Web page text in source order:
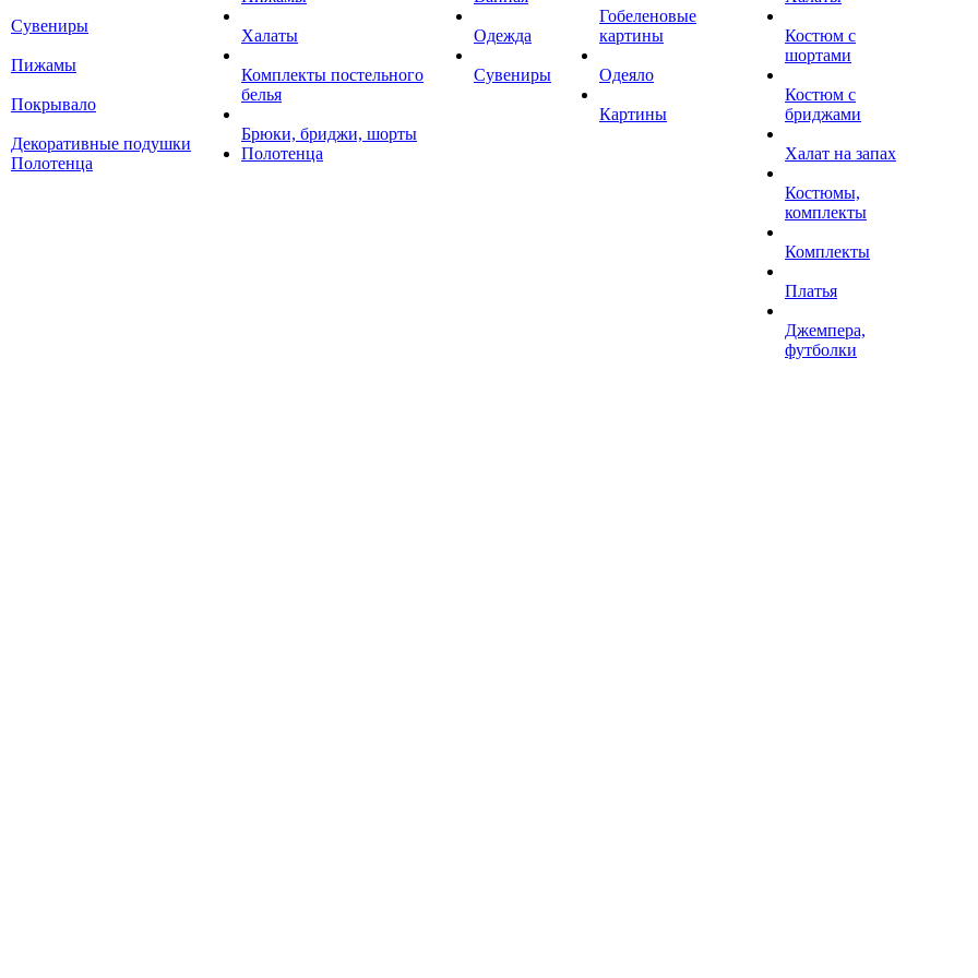
Сувениры
Пижамы
Покрывало
Декоративные подушки
Полотенца
Халаты
Комплекты постельного
белья
Брюки, бриджи, шорты
Полотенца
Одежда
Сувениры
Гобеленовые
картины
Одеяло
Картины
Костюм с
шортами
Костюм с
бриджами
Халат на запах
Костюмы,
комплекты
Комплекты
Платья
Джемпера,
футболки